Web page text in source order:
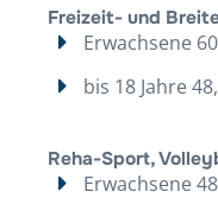
Freizeit- und
Erwachsene
bis 18 Jahre
Reha-Sport,
Erwachsene